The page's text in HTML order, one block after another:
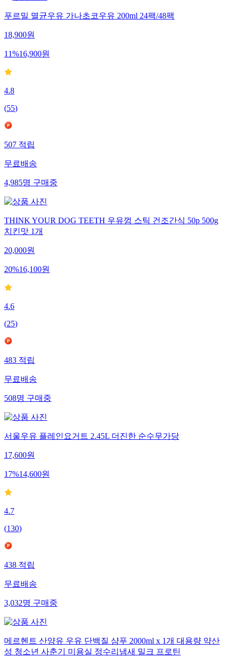
푸르밀 멸균우유 가나초코우유 200ml 24팩/48팩
18,900원
11%16,900원
4.8
(55)
507적립
무료배송
4,985명구매중
THINK YOUR DOG TEETH 우유껌 스틱 건조간식 50p 500g
치킨맛 1개
20,000원
20%16,100원
4.6
(25)
483적립
무료배송
508명구매중
서울우유 플레인요거트 2.45L 더진한 순수무가당
17,600원
17%14,600원
4.7
(130)
438적립
무료배송
3,032명구매중
메르헨트 산양유 우유 단백질 샴푸 2000ml x 1개 대용량 약산
성 청소년 사춘기 미용실 정수리냄새 밀크 프로틴